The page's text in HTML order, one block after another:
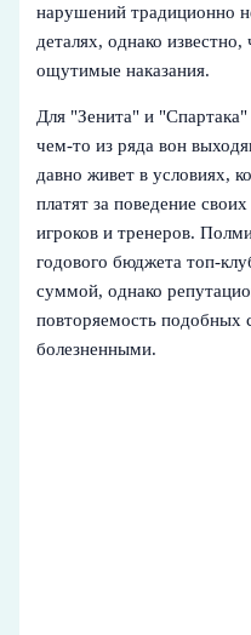
нарушений традиционно
деталях, однако
ощутимые наказания.
Для "Зенита" и
чем-то из ряда вон
давно живет в условиях,
платят за поведение
игроков и тренеров.
годового бюджета топ-
суммой, однако
повторяемость подобных
болезненными.